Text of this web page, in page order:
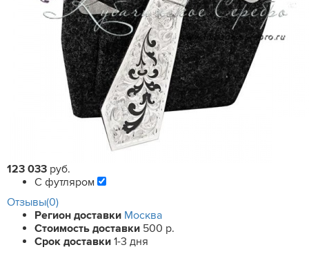
123 033 руб.
С футляром
Отзывы(0)
Регион доставки Москва
Стоимость доставки 500 р.
Срок доставки 1-3 дня